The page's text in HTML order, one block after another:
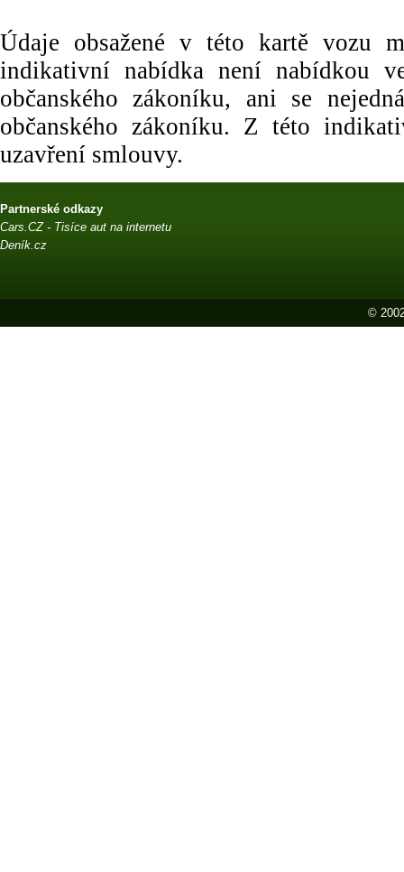
Údaje obsažené v této kartě vozu
indikativní nabídka není nabídkou
občanského zákoníku, ani se
občanského zákoníku. Z této
uzavření smlouvy.
Partnerské odkazy
Cars.CZ - Tisíce aut na internetu
Deník.cz
©